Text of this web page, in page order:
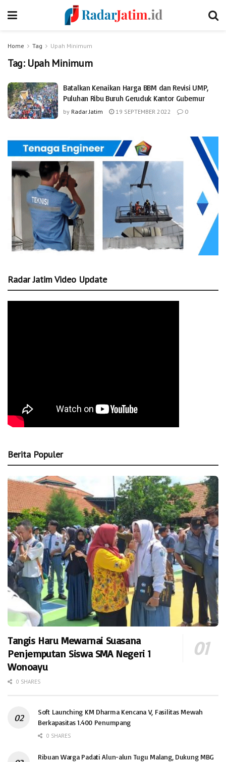
Home Tag Upah Minimum
Tag: Upah Minimum
Batalkan Kenaikan Harga BBM dan Revisi UMP,
Puluhan Ribu Buruh Geruduk Kantor Gubernur
by Radar Jatim 19 SEPTEMBER 2022 0
Radar Jatim Video Update
Berita Populer
Tangis Haru Mewarnai Suasana
Penjemputan Siswa SMA Negeri 1
Wonoayu
0 SHARES
Soft Launching KM Dharma Kencana V, Fasilitas Mewah
Berkapasitas 1.400 Penumpang
0 SHARES
Ribuan Warga Padati Alun-alun Tugu Malang, Dukung MBG